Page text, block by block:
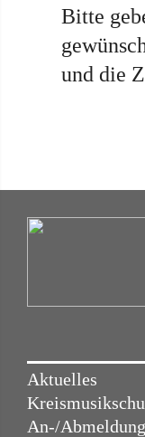
Bitte
und die
Aktuelles
An-/Abmeldung